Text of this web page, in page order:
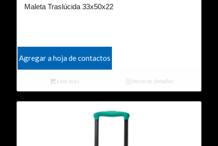
Maleta Traslúcida 33x50x22
Agregar a hoja de contactos
Leer más Mostrar detalles